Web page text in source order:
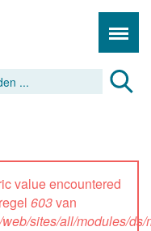
value encountered
603van
sites/all/modules/